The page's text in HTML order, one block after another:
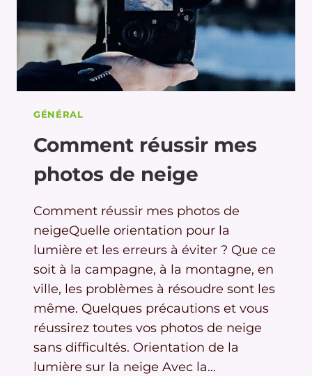
GÉNÉRAL
Comment réussir mes
photos de neige
Comment réussir mes photos de
neigeQuelle orientation pour la
lumière et les erreurs à éviter ? Que ce
soit à la campagne, à la montagne, en
ville, les problèmes à résoudre sont les
même. Quelques précautions et vous
réussirez toutes vos photos de neige
sans difficultés. Orientation de la
lumière sur la neige Avec la…